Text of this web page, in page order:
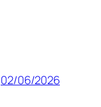
02/06/2026